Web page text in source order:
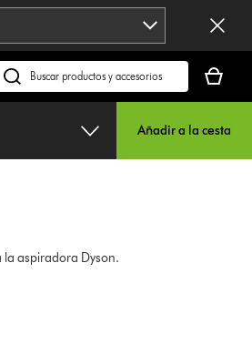
Buscar
en
cesta
está
Añadir a la cesta
la aspiradora Dyson.